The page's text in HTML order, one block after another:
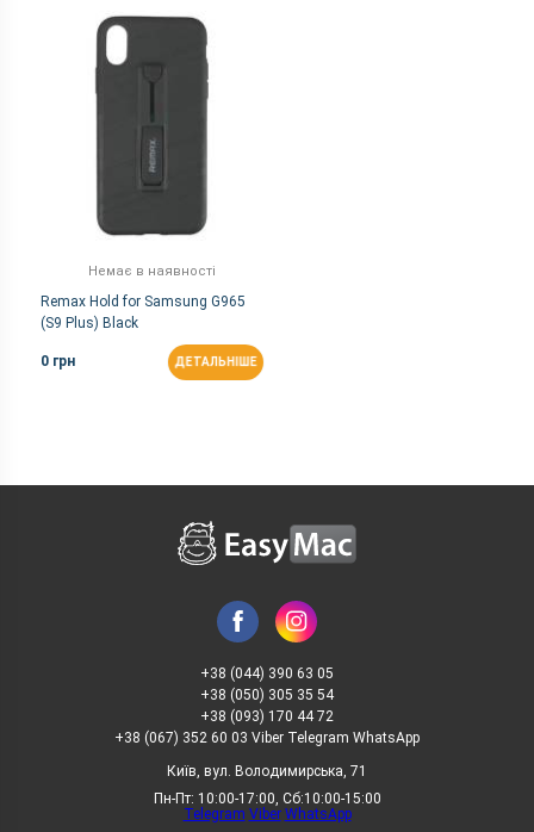
Немає в наявності
Remax Hold for Samsung G965
(S9 Plus) Black
0 грн ДЕТАЛЬНІШЕ
+38 (044) 390 63 05
+38 (050) 305 35 54
+38 (093) 170 44 72
+38 (067) 352 60 03 Viber Telegram WhatsApp
Київ, вул. Володимирська, 71
Пн-Пт: 10:00-17:00, Сб:10:00-15:00
Telegram Viber WhatsApp